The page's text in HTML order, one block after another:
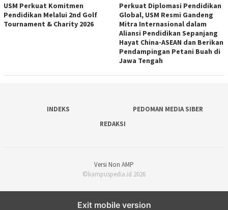
USM Perkuat Komitmen
Pendidikan Melalui 2nd Golf
Tournament & Charity 2026
Perkuat Diplomasi Pendidikan
Global, USM Resmi Gandeng
Mitra Internasional dalam
Aliansi Pendidikan Sepanjang
Hayat China-ASEAN dan Berikan
Pendampingan Petani Buah di
Jawa Tengah
INDEKS
PEDOMAN MEDIA SIBER
REDAKSI
Versi Non AMP
©kampuspedia.id 2026
Exit mobile version